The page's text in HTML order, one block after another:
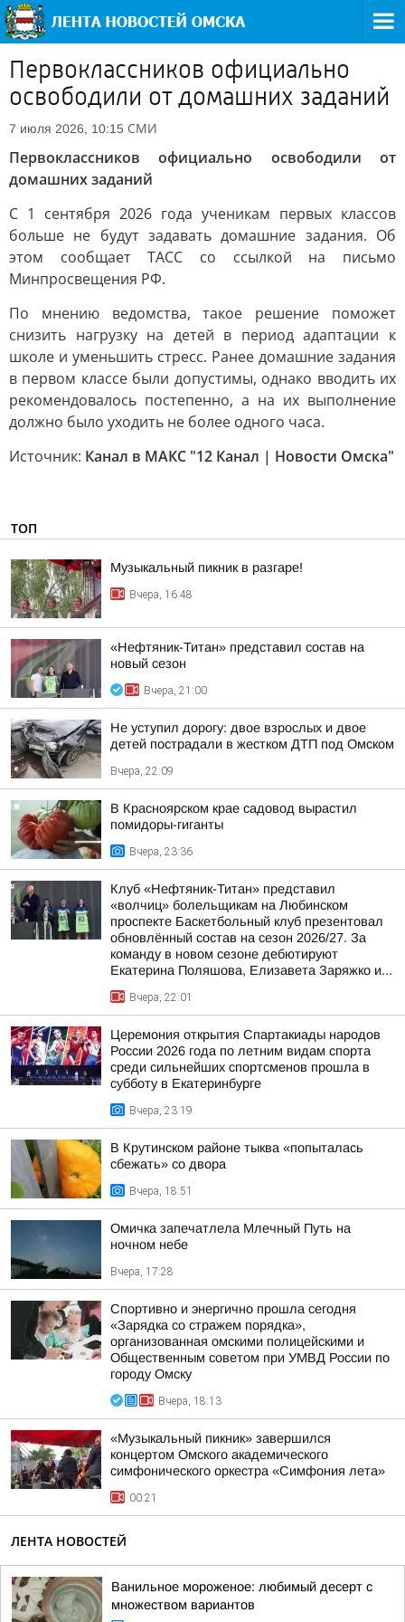
Первоклассников официально
освободили от домашних заданий
7 июля 2026, 10:15 СМИ
Первоклассников официально освободили от
домашних заданий
С 1 сентября 2026 года ученикам первых классов
больше не будут задавать домашние задания. Об
этом сообщает ТАСС со ссылкой на письмо
Минпросвещения РФ.
По мнению ведомства, такое решение поможет
снизить нагрузку на детей в период адаптации к
школе и уменьшить стресс. Ранее домашние задания
в первом классе были допустимы, однако вводить их
рекомендовалось постепенно, а на их выполнение
должно было уходить не более одного часа.
Источник: Канал в МАКС "12 Канал | Новости Омска"
ТОП
Музыкальный пикник в разгаре!
Вчера, 16:48
«Нефтяник-Титан» представил состав на
новый сезон
Вчера, 21:00
Не уступил дорогу: двое взрослых и двое
детей пострадали в жестком ДТП под Омском
Вчера, 22:09
В Красноярском крае садовод вырастил
помидоры-гиганты
Вчера, 23:36
Клуб «Нефтяник-Титан» представил
«волчиц» болельщикам на Любинском
проспекте Баскетбольный клуб презентовал
обновлённый состав на сезон 2026/27. За
команду в новом сезоне дебютируют
Екатерина Поляшова, Елизавета Заряжко и...
Вчера, 22:01
Церемония открытия Спартакиады народов
России 2026 года по летним видам спорта
среди сильнейших спортсменов прошла в
субботу в Екатеринбурге
Вчера, 23:19
В Крутинском районе тыква «попыталась
сбежать» со двора
Вчера, 18:51
Омичка запечатлела Млечный Путь на
ночном небе
Вчера, 17:28
Спортивно и энергично прошла сегодня
«Зарядка со стражем порядка»,
организованная омскими полицейскими и
Общественным советом при УМВД России по
городу Омску
Вчера, 18:13
«Музыкальный пикник» завершился
концертом Омского академического
симфонического оркестра «Симфония лета»
00:21
ЛЕНТА НОВОСТЕЙ
Ванильное мороженое: любимый десерт с
множеством вариантов